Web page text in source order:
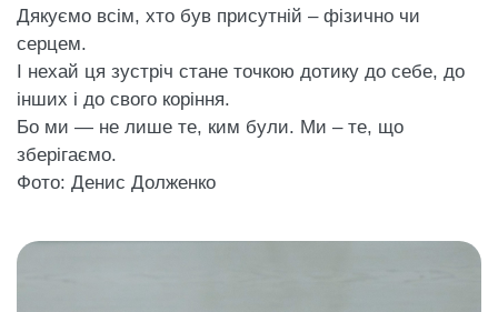
Дякуємо всім, хто був присутній – фізично чи
серцем.
І нехай ця зустріч стане точкою дотику до себе, до
інших і до свого коріння.
Бо ми — не лише те, ким були. Ми – те, що
зберігаємо.
Фото: Денис Долженко